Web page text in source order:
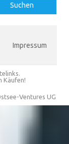
Suchen
Impressum
Käufen!
Ventures UG